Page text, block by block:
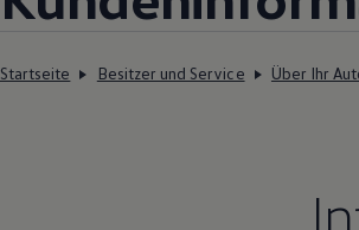
Startseite Besitzer und Service Über Ihr